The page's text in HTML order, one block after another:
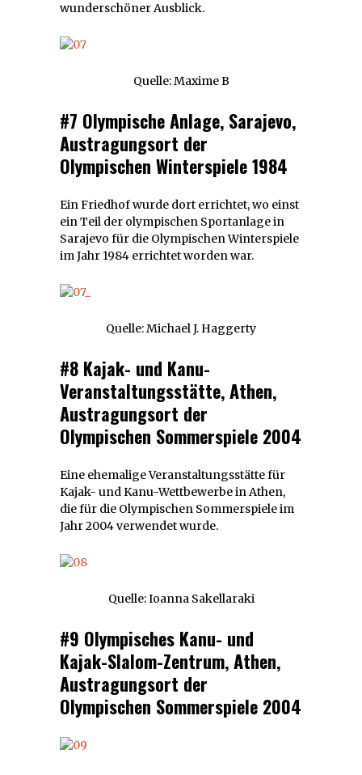
wunderschöner Ausblick.
Quelle: Maxime B
#7 Olympische Anlage, Sarajevo,
Austragungsort der
Olympischen Winterspiele 1984
Ein Friedhof wurde dort errichtet, wo einst
ein Teil der olympischen Sportanlage in
Sarajevo für die Olympischen Winterspiele
im Jahr 1984 errichtet worden war.
Quelle: Michael J. Haggerty
#8 Kajak- und Kanu-
Veranstaltungsstätte, Athen,
Austragungsort der
Olympischen Sommerspiele 2004
Eine ehemalige Veranstaltungsstätte für
Kajak- und Kanu-Wettbewerbe in Athen,
die für die Olympischen Sommerspiele im
Jahr 2004 verwendet wurde.
Quelle: Ioanna Sakellaraki
#9 Olympisches Kanu- und
Kajak-Slalom-Zentrum, Athen,
Austragungsort der
Olympischen Sommerspiele 2004